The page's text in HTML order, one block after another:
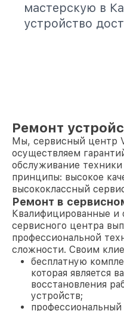
мастерскую в
устройство
Ремонт
Мы, сервисный центр
осуществляем
обслуживание
принципы: высокое
высококлассный
Ремонт в
Квалифицированные и
сервисного центра
профессиональной
сложности. Своим
бесплатную
которая является
восстановления
устройств;